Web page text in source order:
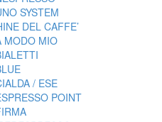
SYSTEM
DEL CAFFE’
MODO MIO
/ ESE
POINT